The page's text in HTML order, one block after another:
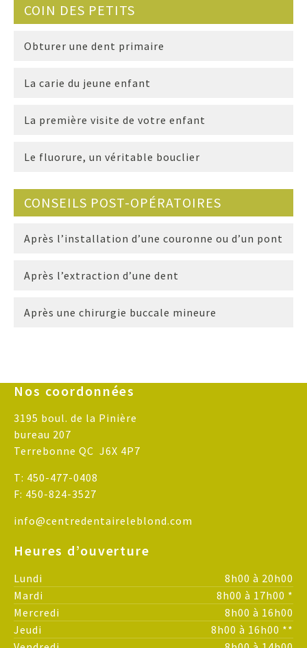
COIN DES PETITS
Obturer une dent primaire
La carie du jeune enfant
La première visite de votre enfant
Le fluorure, un véritable bouclier
CONSEILS POST-OPÉRATOIRES
Après l’installation d’une couronne ou d’un pont
Après l’extraction d’une dent
Après une chirurgie buccale mineure
Nos coordonnées
3195 boul. de la Pinière
bureau 207
Terrebonne QC J6X 4P7
T: 450-477-0408
F: 450-824-3527
info@centredentaireleblond.com
Heures d’ouverture
Lundi 8h00 à 20h00
Mardi
8h00 à 17h00 *
Mercredi
8h00 à 16h00
Jeudi
8h00 à 16h00 **